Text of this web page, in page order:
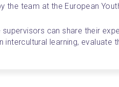
the team at the European
supervisors can share their
intercultural learning, evaluate